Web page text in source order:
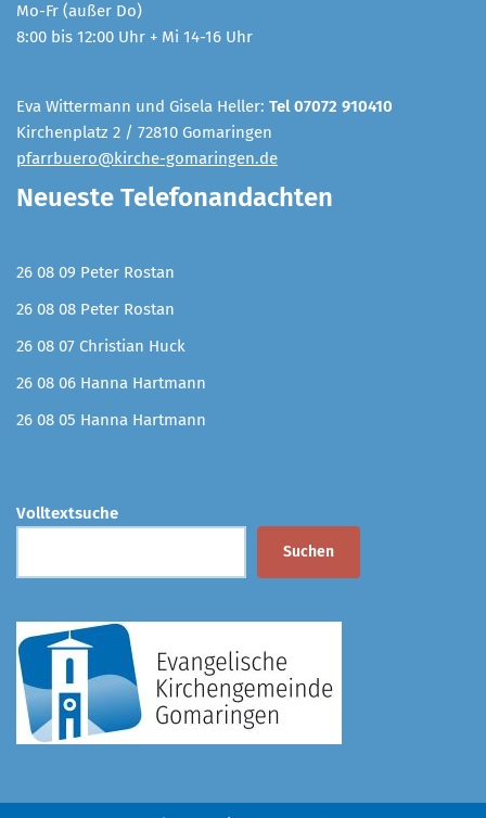
Mo-Fr (außer Do)
8:00 bis 12:00 Uhr + Mi 14-16 Uhr
Eva Wittermann und Gisela Heller: Tel 07072 910410
Kirchenplatz 2 / 72810 Gomaringen
pfarrbuero@kirche-gomaringen.de
Neueste Telefonandachten
26 08 09 Peter Rostan
26 08 08 Peter Rostan
26 08 07 Christian Huck
26 08 06 Hanna Hartmann
26 08 05 Hanna Hartmann
Volltextsuche
Suchen